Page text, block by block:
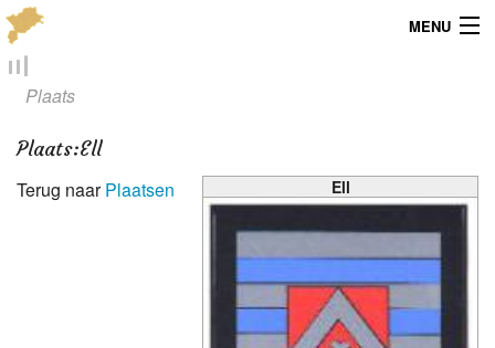
MENU
Menu
Dialect
Plaats
Plaats:Ell
Ell
Terug naarPlaatsen